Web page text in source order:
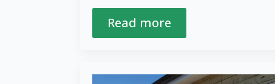
Read more